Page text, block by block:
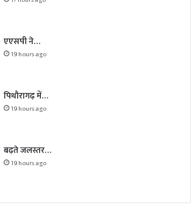
एएसपी ने…
19 hours ago
पिथौरागढ़ में…
19 hours ago
बढ़ते जलस्तर…
19 hours ago